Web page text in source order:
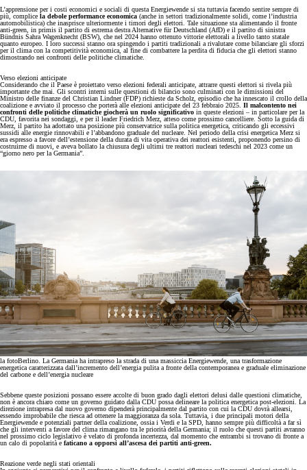
L’apprensione per i costi economici e sociali di questa Energiewende si sta tuttavia facendo sentire sempre di
più, complice la debole performance economica (anche in settori tradizionalmente solidi, come l’industria
automobilistica) che inasprisce ulteriormente i timori degli elettori. Tale situazione sta alimentando il fronte
anti-green, in primis il partito di estrema destra Alternative für Deutschland (AfD) e il partito di sinistra
Bündnis Sahra Wagenknecht (BSW), che nel 2024 hanno ottenuto vittorie elettorali a livello tanto statale
quanto europeo. I loro successi stanno ora spingendo i partiti tradizionali a rivalutare come bilanciare gli sforzi
per il clima con la competitività economica, al fine di combattere la perdita di fiducia che gli elettori stanno
dimostrando nei confronti delle politiche climatiche.
Verso elezioni anticipate
Considerando che il Paese è proiettato verso elezioni federali anticipate, attrarre questi elettori si rivela più
importante che mai. Gli scontri interni sulle questioni di bilancio sono culminati con le dimissioni del
Ministro delle finanze del Christian Lindner (FDP) richieste da Scholz, episodio che ha innescato il crollo della
coalizione e avviato il processo che porterà alle elezioni anticipate del 23 febbraio 2025. Il malcontento nei
confronti delle politiche climatiche giocherà un ruolo significativo in queste elezioni – in particolare per la
CDU, favorita nei sondaggi, e per il leader Friedrich Merz, atteso come prossimo cancelliere. Sotto la guida di
Merz, il partito ha adottato una posizione più conservatrice sulla politica energetica, criticando gli eccessivi
sussidi alle energie rinnovabili e l’abbandono graduale del nucleare. Nel periodo della crisi energetica Merz si
era espresso a favore dell’estensione della durata di vita operativa dei reattori esistenti, proponendo persino di
costruirne di nuovi, e aveva bollato la chiusura degli ultimi tre reattori nucleari tedeschi nel 2023 come un
“giorno nero per la Germania”.
la fotoBerlino. La Germania ha intrapreso la strada di una massiccia Energiewende, una trasformazione
energetica caratterizzata dall’incremento dell’energia pulita a fronte della contemporanea e graduale eliminazione
del carbone e dell’energia nucleare
Sebbene queste posizioni possano essere accolte di buon grado dagli elettori delusi dalle questioni climatiche,
non è ancora chiaro come un governo guidato dalla CDU possa delineare la politica energetica post-elezioni. La
direzione intrapresa dal nuovo governo dipenderà principalmente dal partito con cui la CDU dovrà allearsi,
essendo improbabile che riesca ad ottenere la maggioranza da sola. Tuttavia, i due principali motori della
Energiewende e potenziali partner della coalizione, ossia i Verdi e la SPD, hanno sempre più difficoltà a far sì
che gli interventi a favore del clima rimangano tra le priorità della Germania; il ruolo che questi partiti avranno
nel prossimo ciclo legislativo è velato di profonda incertezza, dal momento che entrambi si trovano di fronte a
un calo di popolarità e faticano a opporsi all’ascesa dei partiti anti-green.
Reazione verde negli stati orientali